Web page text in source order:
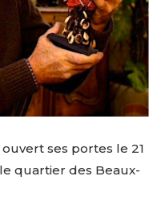
ses portes le 21
quartier des Beaux-